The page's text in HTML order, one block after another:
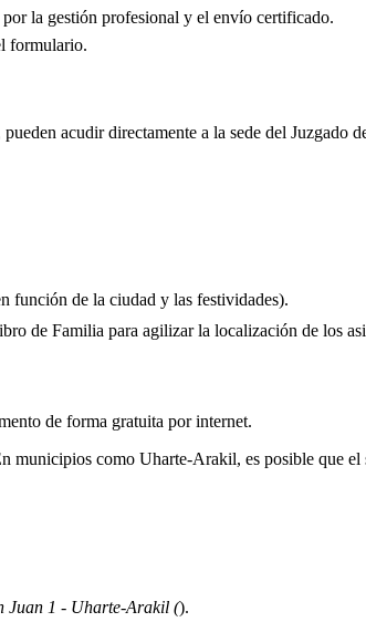
la gestión profesional y el envío certificado.
formulario.
acudir directamente a la sede del Juzgado
función de la ciudad y las festividades).
de Familia para agilizar la localización de los
de forma gratuita por internet.
como Uharte-Arakil, es posible que el
Juan 1 - Uharte-Arakil ().